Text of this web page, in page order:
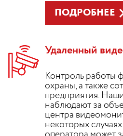
ПОДРОБНЕЕ
Удаленный
Контроль работы
охраны, а также
предприятия.
наблюдают за
центра
некоторых